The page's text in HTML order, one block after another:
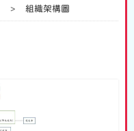
> 組織架構圖